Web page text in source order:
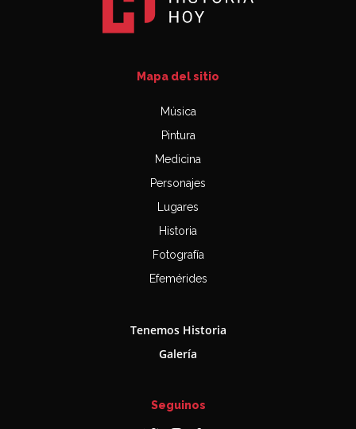
Mapa del sitio
Música
Pintura
Medicina
Personajes
Lugares
Historia
Fotografía
Efemérides
Tenemos Historia
Galería
Seguinos